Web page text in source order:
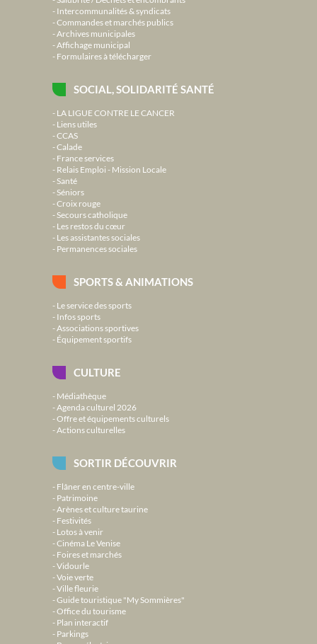
Intercommunalités & syndicats
Commandes et marchés publics
Archives municipales
Affichage municipal
Formulaires à télécharger
SOCIAL, SOLIDARITÉ SANTÉ
LA LIGUE CONTRE LE CANCER
Liens utiles
CCAS
Calade
France services
Relais Emploi - Mission Locale
Santé
Séniors
Croix rouge
Secours catholique
Les restos du cœur
Les assistantes sociales
Permanences sociales
SPORTS & ANIMATIONS
Le service des sports
Infos sports
Associations sportives
Équipement sportifs
CULTURE
Médiathèque
Agenda culturel 2026
Offre et équipements culturels
Actions culturelles
SORTIR DÉCOUVRIR
Flâner en centre-ville
Patrimoine
Arènes et culture taurine
Festivités
Lotos à venir
Cinéma Le Venise
Foires et marchés
Vidourle
Voie verte
Ville fleurie
Guide touristique "My Sommières"
Office du tourisme
Plan interactif
Parkings